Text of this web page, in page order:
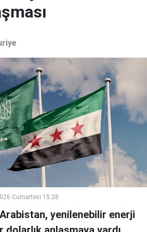
Cumartesi 15:28
yenilenebilir enerji